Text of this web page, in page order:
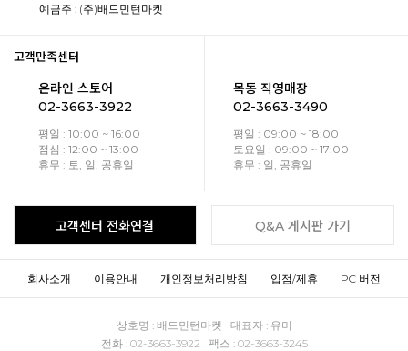
예금주 : (주)배드민턴마켓
고객만족센터
온라인 스토어
02-3663-3922
평일 : 10:00 ~ 16:00
점심 : 12:00 ~ 13:00
휴무 : 토, 일, 공휴일
목동 직영매장
02-3663-3490
평일 : 09:00 ~ 18:00
토요일 : 09:00 ~ 17:00
휴무 : 일, 공휴일
고객센터 전화연결 Q&A 게시판 가기
회사소개 이용안내 개인정보처리방침 입점/제휴 PC 버전
상호명 : 배드민턴마켓 대표자 : 유미
전화 : 02-3663-3922 팩스 : 02-3663-3245